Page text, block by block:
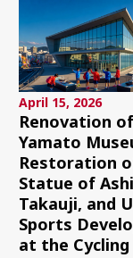
April 15, 2026
Renovation
Yamato
Restoration
Statue of
Takauji, and
Sports
at the Cycling